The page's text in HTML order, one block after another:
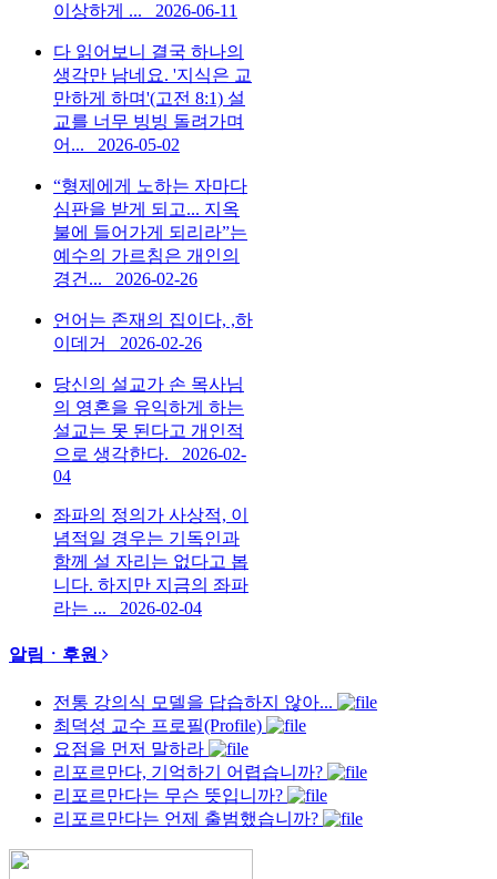
이상하게 ...
2026-06-11
다 읽어보니 결국 하나의
생각만 남네요. '지식은 교
만하게 하며'(고전 8:1) 설
교를 너무 빙빙 돌려가며
어...
2026-05-02
“형제에게 노하는 자마다
심판을 받게 되고... 지옥
불에 들어가게 되리라”는
예수의 가르침은 개인의
경건...
2026-02-26
언어는 존재의 집이다, ,하
이데거
2026-02-26
당신의 설교가 손 목사님
의 영혼을 유익하게 하는
설교는 못 된다고 개인적
으로 생각한다.
2026-02-
04
좌파의 정의가 사상적, 이
념적일 경우는 기독인과
함께 설 자리는 없다고 봅
니다. 하지만 지금의 좌파
라는 ...
2026-02-04
알림ㆍ후원
전통 강의식 모델을 답습하지 않아...
최덕성 교수 프로필(Profile)
요점을 먼저 말하라
리포르만다, 기억하기 어렵습니까?
리포르만다는 무슨 뜻입니까?
리포르만다는 언제 출범했습니까?